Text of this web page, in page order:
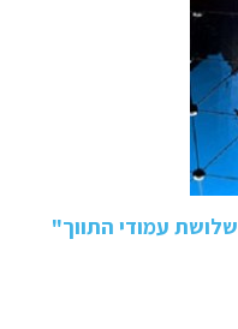
עמודי התווך"